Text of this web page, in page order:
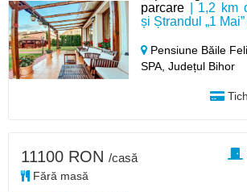
parcare | 1,2 km
și Ștrandul „1
Pensiune Băile
SPA, Județul Bihor
11100 RON /casă
Fără masă